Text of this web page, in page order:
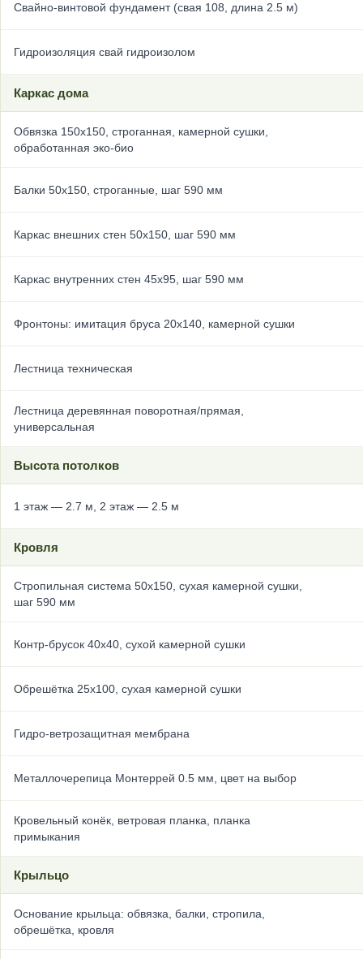
Свайно-винтовой фундамент (свая 108, длина 2.5 м)
Гидроизоляция свай гидроизолом
Каркас дома
Обвязка 150х150, строганная, камерной сушки,
обработанная эко-био
Балки 50х150, строганные, шаг 590 мм
Каркас внешних стен 50х150, шаг 590 мм
Каркас внутренних стен 45х95, шаг 590 мм
Фронтоны: имитация бруса 20х140, камерной сушки
Лестница техническая
Лестница деревянная поворотная/прямая,
универсальная
Высота потолков
1 этаж — 2.7 м, 2 этаж — 2.5 м
Кровля
Стропильная система 50х150, сухая камерной сушки,
шаг 590 мм
Контр-брусок 40х40, сухой камерной сушки
Обрешётка 25х100, сухая камерной сушки
Гидро-ветрозащитная мембрана
Металлочерепица Монтеррей 0.5 мм, цвет на выбор
Кровельный конёк, ветровая планка, планка
примыкания
Крыльцо
Основание крыльца: обвязка, балки, стропила,
обрешётка, кровля